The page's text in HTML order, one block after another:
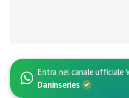
Entra nel canale ufficiale
Daninseries